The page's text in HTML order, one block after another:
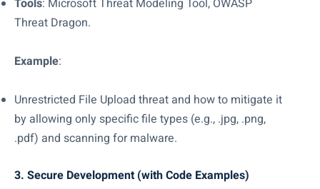
Tools: Microsoft Threat Modeling Tool, OWASP
Threat Dragon.
Example:
Unrestricted File Upload threat and how to mitigate it
by allowing only specific file types (e.g., .jpg, .png,
.pdf) and scanning for malware.
3. Secure Development (with Code Examples)